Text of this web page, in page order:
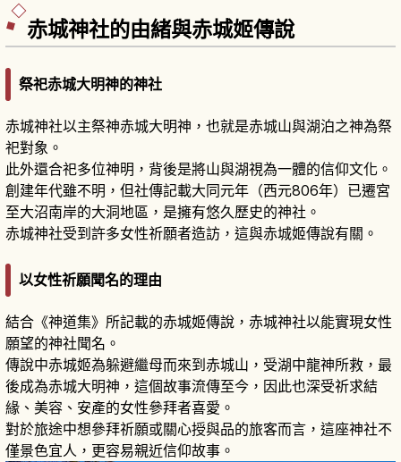
赤城神社的由緒與赤城姬傳說
祭祀赤城大明神的神社
赤城神社以主祭神赤城大明神，也就是赤城山與湖泊之神為祭
祀對象。
此外還合祀多位神明，背後是將山與湖視為一體的信仰文化。
創建年代雖不明，但社傳記載大同元年（西元806年）已遷宮
至大沼南岸的大洞地區，是擁有悠久歷史的神社。
赤城神社受到許多女性祈願者造訪，這與赤城姬傳說有關。
以女性祈願聞名的理由
結合《神道集》所記載的赤城姬傳說，赤城神社以能實現女性
願望的神社聞名。
傳說中赤城姬為躲避繼母而來到赤城山，受湖中龍神所救，最
後成為赤城大明神，這個故事流傳至今，因此也深受祈求結
緣、美容、安產的女性參拜者喜愛。
對於旅途中想參拜祈願或關心授與品的旅客而言，這座神社不
僅景色宜人，更容易親近信仰故事。